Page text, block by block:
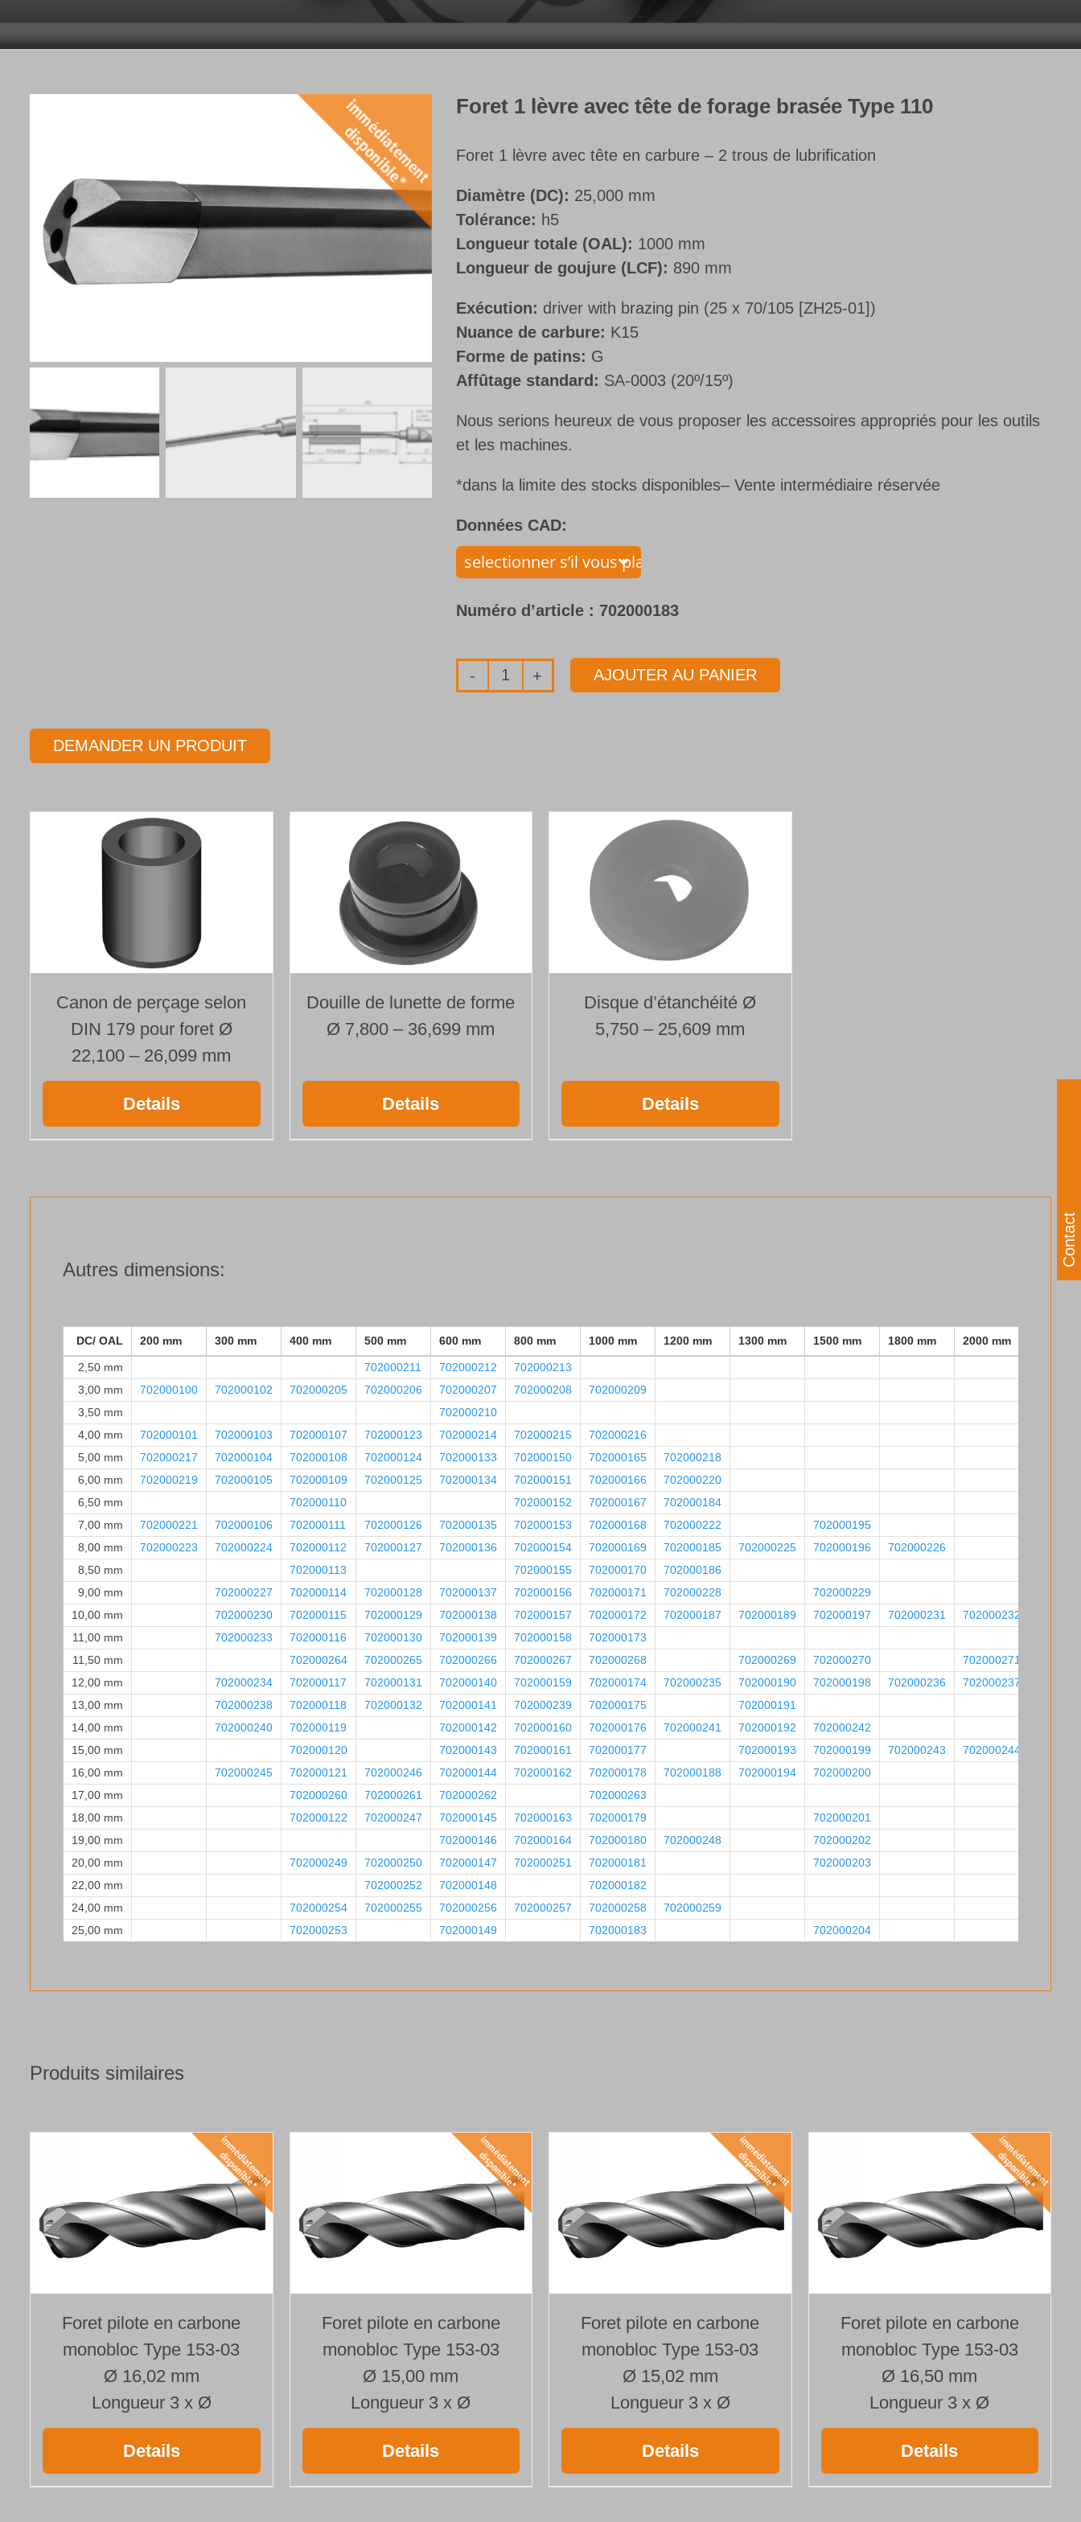
Foret 1 lèvre avec tête de forage brasée Type 110
Foret 1 lèvre avec tête en carbure – 2 trous de lubrification
Diamètre (DC): 25,000 mm
Tolérance: h5
Longueur totale (OAL): 1000 mm
Longueur de goujure (LCF): 890 mm
Exécution: driver with brazing pin (25 x 70/105 [ZH25-01])
Nuance de carbure: K15
Forme de patins: G
Affûtage standard: SA-0003 (20º/15º)
Nous serions heureux de vous proposer les accessoires appropriés pour les outils
et les machines.
*dans la limite des stocks disponibles– Vente intermédiaire réservée
Données CAD:
Numéro d’article : 702000183
quantité
Longueur 1000 mm
AJOUTER AU PANIER
DEMANDER UN PRODUIT
Canon de perçage selon
DIN 179 pour foret Ø
22,100 – 26,099 mm
Details
Douille de lunette de forme
Ø 7,800 – 36,699 mm
Details
Disque d’étanchéité Ø
5,750 – 25,609 mm
Details
Autres dimensions:
DC/ OAL 200 mm 300 mm 400 mm 500 mm 600 mm 800 mm 1000 mm 1200 mm 1300 mm 1500 mm 1800 mm 2000 mm
2,50 mm 702000211 702000212
702000213
3,00 mm
702000100 702000102 702000205 702000206 702000207 702000208
702000209
3,50 mm
702000210
4,00 mm
702000101 702000103 702000107 702000123 702000214 702000215
702000216
5,00 mm
702000217 702000104 702000108 702000124 702000133 702000150 702000165
702000218
6,00 mm
702000219 702000105 702000109 702000125 702000134 702000151 702000166
702000220
6,50 mm
702000110 702000152 702000167
702000184
7,00 mm
702000221 702000106 702000111 702000126 702000135 702000153 702000168 702000222
702000195
8,00 mm
702000223 702000224 702000112 702000127 702000136 702000154 702000169 702000185 702000225 702000196
702000226
8,50 mm
702000113 702000155 702000170
702000186
9,00 mm
702000227 702000114 702000128 702000137 702000156 702000171 702000228
702000229
10,00 mm
702000230 702000115 702000129 702000138 702000157 702000172 702000187 702000189 702000197 702000231
702000232
11,00 mm
702000233 702000116 702000130 702000139 702000158
702000173
11,50 mm
702000264 702000265 702000266 702000267 702000268 702000269 702000270
702000271
12,00 mm
702000234 702000117 702000131 702000140 702000159 702000174 702000235 702000190 702000198 702000236
702000237
13,00 mm
702000238 702000118 702000132 702000141 702000239 702000175
702000191
14,00 mm
702000240 702000119 702000142 702000160 702000176 702000241 702000192
702000242
15,00 mm
702000120 702000143 702000161 702000177 702000193 702000199 702000243
702000244
16,00 mm
702000245 702000121 702000246 702000144 702000162 702000178 702000188 702000194
702000200
17,00 mm
702000260 702000261 702000262
702000263
18,00 mm
702000122 702000247 702000145 702000163 702000179
702000201
19,00 mm
702000146 702000164 702000180 702000248
702000202
20,00 mm
702000249 702000250 702000147 702000251 702000181
702000203
22,00 mm
702000252 702000148
702000182
24,00 mm
702000254 702000255 702000256 702000257 702000258
702000259
25,00 mm
702000253 702000149 702000183 702000204
Produits similaires
Foret pilote en carbone
monobloc Type 153-03
Ø 16,02 mm
Longueur 3 x Ø
Details
Foret pilote en carbone
monobloc Type 153-03
Ø 15,00 mm
Longueur 3 x Ø
Details
Foret pilote en carbone
monobloc Type 153-03
Ø 15,02 mm
Longueur 3 x Ø
Details
Foret pilote en carbone
monobloc Type 153-03
Ø 16,50 mm
Longueur 3 x Ø
Details
Contact